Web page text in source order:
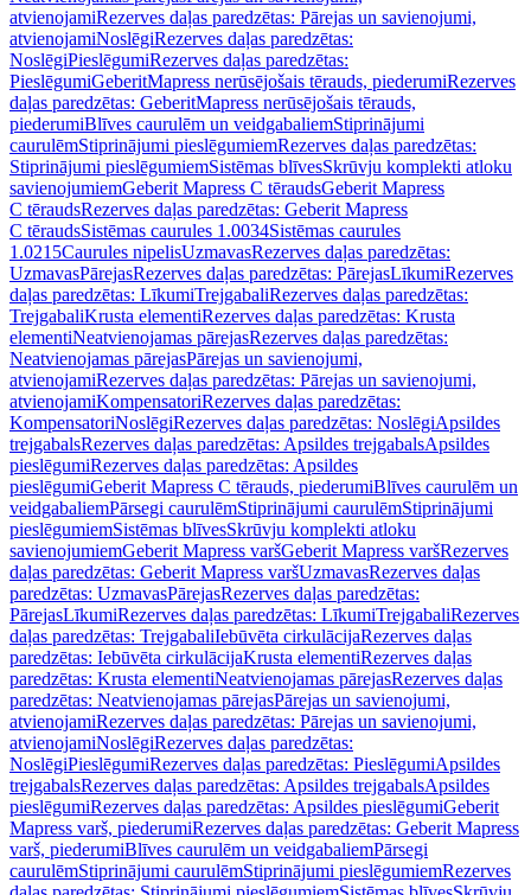
atvienojamiRezerves daļas paredzētas: Pārejas un savienojumi,
atvienojamiNoslēgiRezerves daļas paredzētas:
NoslēgiPieslēgumiRezerves daļas paredzētas:
PieslēgumiGeberitMapress nerūsējošais tērauds, piederumiRezerves
daļas paredzētas: GeberitMapress nerūsējošais tērauds,
piederumiBlīves caurulēm un veidgabaliemStiprinājumi
caurulēmStiprinājumi pieslēgumiemRezerves daļas paredzētas:
Stiprinājumi pieslēgumiemSistēmas blīvesSkrūvju komplekti atloku
savienojumiemGeberit Mapress C tēraudsGeberit Mapress
C tēraudsRezerves daļas paredzētas: Geberit Mapress
C tēraudsSistēmas caurules 1.0034Sistēmas caurules
1.0215Caurules nipelisUzmavasRezerves daļas paredzētas:
UzmavasPārejasRezerves daļas paredzētas: PārejasLīkumiRezerves
daļas paredzētas: LīkumiTrejgabaliRezerves daļas paredzētas:
TrejgabaliKrusta elementiRezerves daļas paredzētas: Krusta
elementiNeatvienojamas pārejasRezerves daļas paredzētas:
Neatvienojamas pārejasPārejas un savienojumi,
atvienojamiRezerves daļas paredzētas: Pārejas un savienojumi,
atvienojamiKompensatoriRezerves daļas paredzētas:
KompensatoriNoslēgiRezerves daļas paredzētas: NoslēgiApsildes
trejgabalsRezerves daļas paredzētas: Apsildes trejgabalsApsildes
pieslēgumiRezerves daļas paredzētas: Apsildes
pieslēgumiGeberit Mapress C tērauds, piederumiBlīves caurulēm un
veidgabaliemPārsegi caurulēmStiprinājumi caurulēmStiprinājumi
pieslēgumiemSistēmas blīvesSkrūvju komplekti atloku
savienojumiemGeberit Mapress varšGeberit Mapress varšRezerves
daļas paredzētas: Geberit Mapress varšUzmavasRezerves daļas
paredzētas: UzmavasPārejasRezerves daļas paredzētas:
PārejasLīkumiRezerves daļas paredzētas: LīkumiTrejgabaliRezerves
daļas paredzētas: TrejgabaliIebūvēta cirkulācijaRezerves daļas
paredzētas: Iebūvēta cirkulācijaKrusta elementiRezerves daļas
paredzētas: Krusta elementiNeatvienojamas pārejasRezerves daļas
paredzētas: Neatvienojamas pārejasPārejas un savienojumi,
atvienojamiRezerves daļas paredzētas: Pārejas un savienojumi,
atvienojamiNoslēgiRezerves daļas paredzētas:
NoslēgiPieslēgumiRezerves daļas paredzētas: PieslēgumiApsildes
trejgabalsRezerves daļas paredzētas: Apsildes trejgabalsApsildes
pieslēgumiRezerves daļas paredzētas: Apsildes pieslēgumiGeberit
Mapress varš, piederumiRezerves daļas paredzētas: Geberit Mapress
varš, piederumiBlīves caurulēm un veidgabaliemPārsegi
caurulēmStiprinājumi caurulēmStiprinājumi pieslēgumiemRezerves